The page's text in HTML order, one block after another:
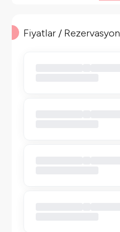
Fiyatlar / Rezervasyon